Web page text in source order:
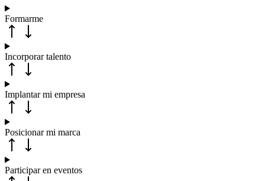
Formarme
Incorporar talento
Implantar mi empresa
Posicionar mi marca
Participar en eventos